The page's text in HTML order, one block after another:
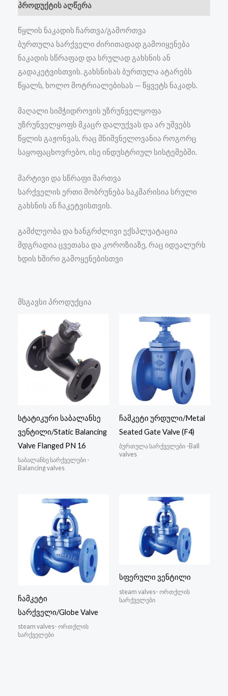
პროდუქტის აღწერა
წყლის ნაკადის ჩართვა/გამორთვა
ბურთულა სარქველი ძირითადად გამოიყენება
ნაკადის სწრაფად და სრულად გახსნის ან
გადაკეტვისთვის. გახსნისას ბურთულა ატარებს
წყალს, ხოლო მოტრიალებისას — წყვეტს ნაკადს.
მაღალი სიმჭიდროვის უზრუნველყოფა
უზრუნველყოფს მკაცრ დალუქვას და არ უშვებს
წყლის გაჟონვას, რაც მნიშვნელოვანია როგორც
საყოფაცხოვრებო, ისე ინდუსტრიულ სისტემებში.
მარტივი და სწრაფი მართვა
სარქველის ერთი მობრუნება საკმარისია სრული
გახსნის ან ჩაკეტვისთვის.
გამძლეობა და ხანგრძლივი ექსპლუატაცია
მდგრადია ცვეთასა და კოროზიაზე, რაც იდეალურს
ხდის ხშირი გამოყენებისთვი
მსგავსი პროდუქცია
სტატიკური საბალანსე
ვენტილი/Static Balancing
Valve Flanged PN 16
საბალანსე სარქველები -
Balancing valves
ჩამკეტი ურდული/Metal
Seated Gate Valve (F4)
ბურთულა სარქველები -Ball
valves
ჩამკეტი
სარქველი/Globe Valve
steam valves- ორთქლის
სარქველები
სფერული ვენტილი
steam valves- ორთქლის
სარქველები